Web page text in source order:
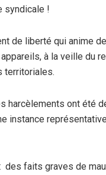
syndicale !
de liberté qui anime
à la veille du
territoriales.
ont été
instance
faits graves de